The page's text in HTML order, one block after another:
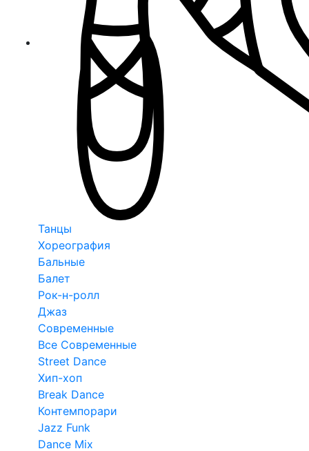
Танцы
Хореография
Бальные
Балет
Рок-н-ролл
Джаз
Современные
Все Современные
Street Dance
Хип-хоп
Break Dance
Контемпорари
Jazz Funk
Dance Mix